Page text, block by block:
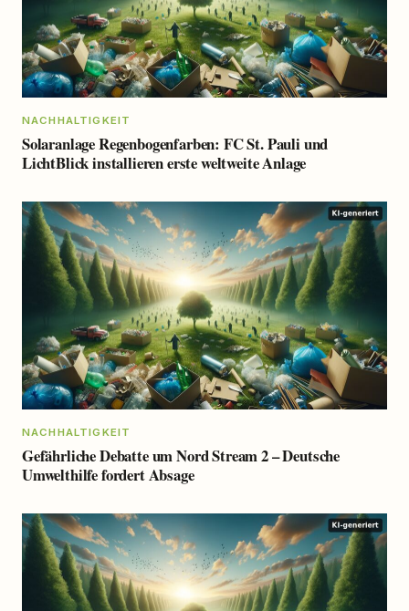
NACHHALTIGKEIT
Solaranlage Regenbogenfarben: FC St. Pauli und
LichtBlick installieren erste weltweite Anlage
NACHHALTIGKEIT
Gefährliche Debatte um Nord Stream 2 – Deutsche
Umwelthilfe fordert Absage